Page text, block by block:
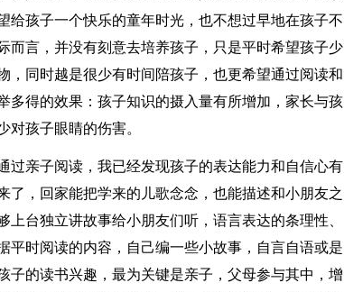
给孩子一个快乐的童年时光，也不想过早地在孩子不
而言，并没有刻意去培养孩子，只是平时希望孩子少
，同时越是很少有时间陪孩子，也更希望通过阅读和
多得的效果：孩子知识的摄入量有所增加，家长与孩
对孩子眼睛的伤害。
过亲子阅读，我已经发现孩子的表达能力和自信心有
了，回家能把学来的儿歌念念，也能描述和小朋友之
台独立讲故事给小朋友们听，语言表达的条理性、
平时阅读的内容，自己编一些小故事，自言自语或是
子的读书兴趣，最为关键是亲子，父母参与其中，增